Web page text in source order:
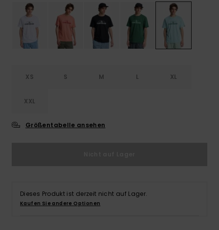
XS S M L XL
XXL
Größentabelle ansehen
Dieses Produkt ist derzeit nicht auf Lager.
Kaufen Sie andere Optionen